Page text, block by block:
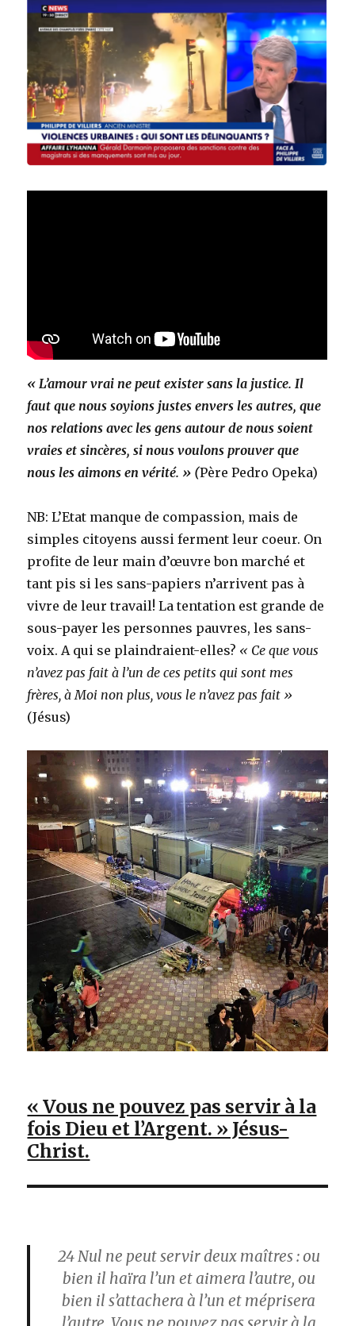
« L’amour vrai ne peut exister sans la justice. Il
faut que nous soyions justes envers les autres, que
nos relations avec les gens autour de nous soient
vraies et sincères, si nous voulons prouver que
nous les aimons en vérité. » (Père Pedro Opeka)
NB: L’Etat manque de compassion, mais de
simples citoyens aussi ferment leur coeur. On
profite de leur main d’œuvre bon marché et
tant pis si les sans-papiers n’arrivent pas à
vivre de leur travail! La tentation est grande de
sous-payer les personnes pauvres, les sans-
voix. A qui se plaindraient-elles? « Ce que vous
n’avez pas fait à l’un de ces petits qui sont mes
frères, à Moi non plus, vous le n’avez pas fait »
(Jésus)
« Vous ne pouvez pas servir à la
fois Dieu et l’Argent. » Jésus-
Christ.
24Nul ne peut servir deux maîtres : ou
bien il haïra l’un et aimera l’autre, ou
bien il s’attachera à l’un et méprisera